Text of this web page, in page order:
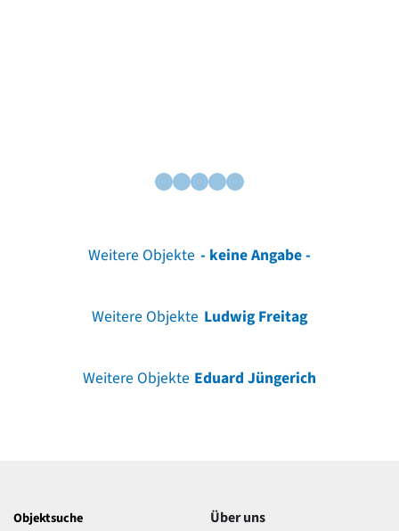
Weitere Objekte - keine Angabe -
Weitere Objekte Ludwig Freitag
Weitere Objekte Eduard Jüngerich
Objektsuche Über uns